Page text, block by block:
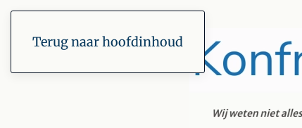
Terug naar hoofdinhoud